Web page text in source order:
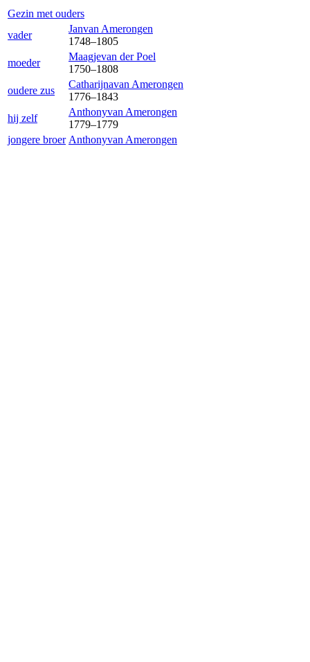
Gezin met ouders
vader
Janvan Amerongen
1748–1805
moeder
Maagjevan der Poel
1750–1808
oudere zus
Catharijnavan Amerongen
1776–1843
hij zelf
Anthonyvan Amerongen
1779–1779
jongere broer Anthonyvan Amerongen